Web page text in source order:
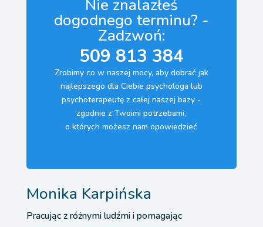
Nie znalazłeś
dogodnego terminu? -
Zadzwoń:
509 813 384
Zrobimy co w naszej mocy, aby dobrać jak
najlepszego dla Ciebie psychologa lub
psychoterapeutę z całej naszej bazy -
zgodnie z Twoimi potrzebami,
o których możesz nam opowiedzieć
Monika Karpińska
Pracując z różnymi ludźmi i pomagając